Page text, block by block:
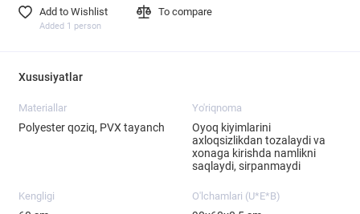
Add to Wishlist
Added 1 person
To compare
Xususiyatlar
Materiallar
Polyester qoziq, PVX tayanch
Yo'riqnoma
Oyoq kiyimlarini
axloqsizlikdan tozalaydi va
xonaga kirishda namlikni
saqlaydi, sirpanmaydi
Kengligi O'lchamlari (U*E*B)